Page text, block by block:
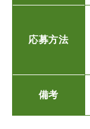
応募方法
備考